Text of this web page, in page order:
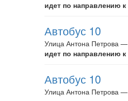
идет по направлению к
Автобус 10
Улица Антона Петрова
идет по направлению к
Автобус 10
Улица Антона Петрова